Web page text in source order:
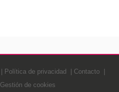
Política de privacidad
Contacto
Gestión de cookies